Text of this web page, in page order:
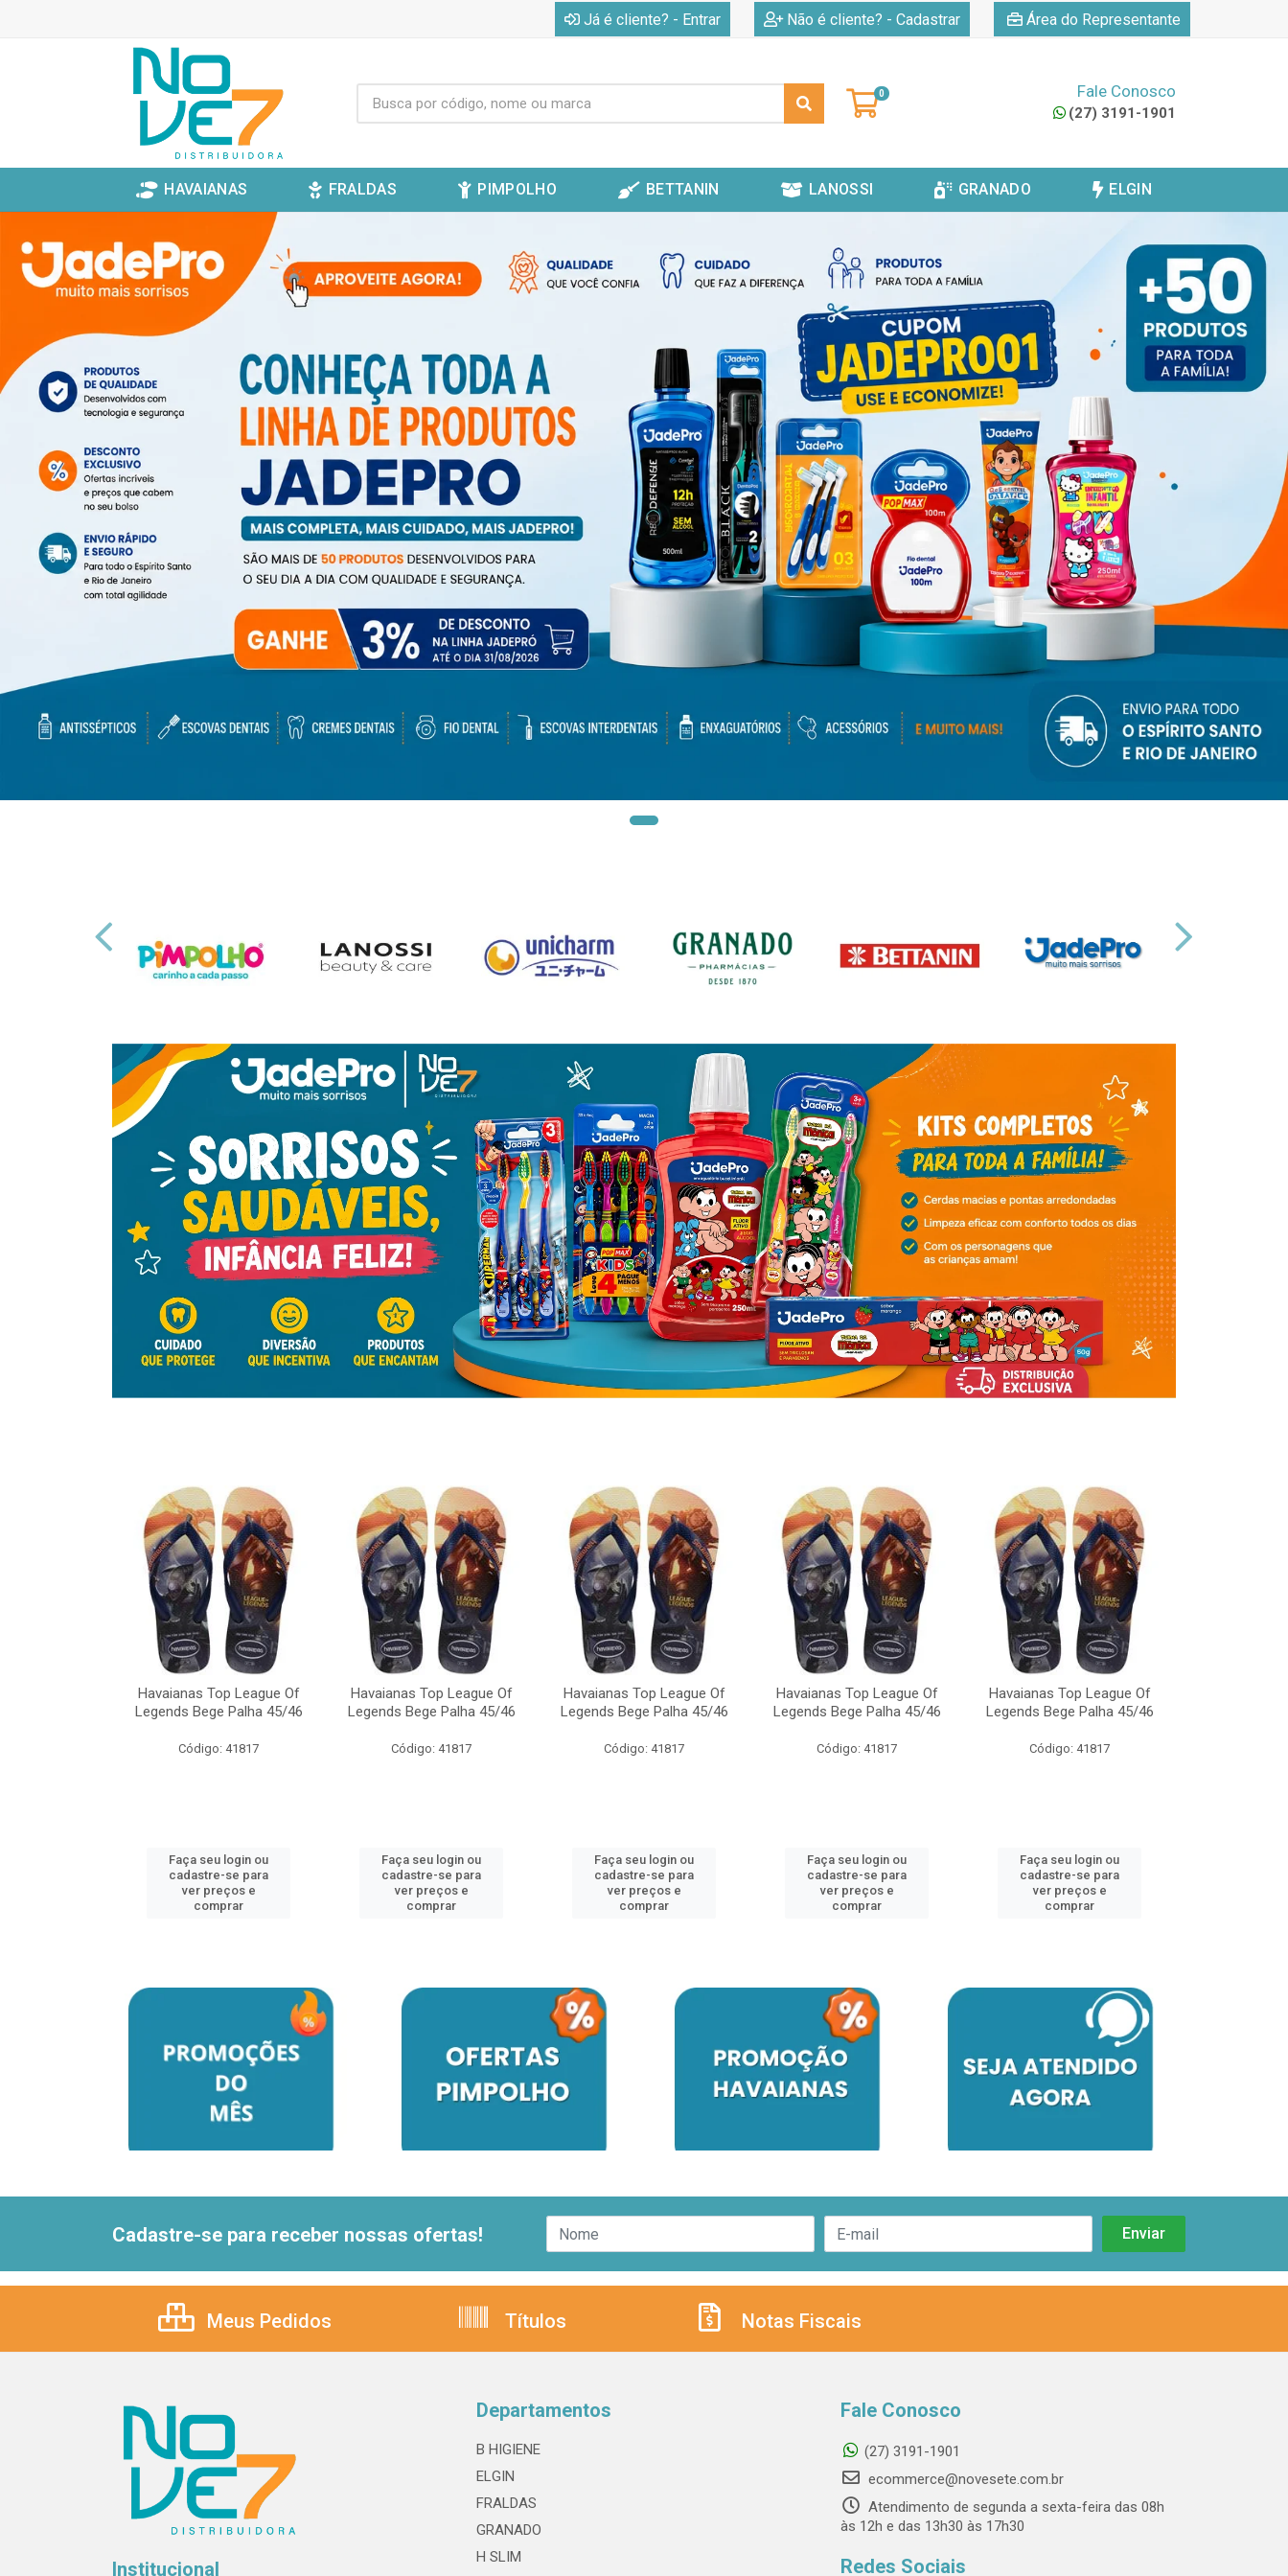
Já é cliente? - Entrar Não é cliente? - Cadastrar Área do Representante
0 Fale Conosco
(27) 3191-1901
HAVAIANAS FRALDAS PIMPOLHO BETTANIN LANOSSI GRANADO ELGIN
Havaianas Top League Of
Legends Bege Palha 45/46
Código: 41817
Faça seu login ou
cadastre-se para
ver preços e
comprar
Havaianas Top League Of
Legends Bege Palha 45/46
Código: 41817
Faça seu login ou
cadastre-se para
ver preços e
comprar
Havaianas Top League Of
Legends Bege Palha 45/46
Código: 41817
Faça seu login ou
cadastre-se para
ver preços e
comprar
Havaianas Top League Of
Legends Bege Palha 45/46
Código: 41817
Faça seu login ou
cadastre-se para
ver preços e
comprar
Havaianas Top League Of
Legends Bege Palha 45/46
Código: 41817
Faça seu login ou
cadastre-se para
ver preços e
comprar
Cadastre-se para receber nossas ofertas!
Meus Pedidos Títulos Notas Fiscais
Institucional
Departamentos
B HIGIENE
ELGIN
FRALDAS
GRANADO
H SLIM
Fale Conosco
(27) 3191-1901
ecommerce@novesete.com.br
Atendimento de segunda a sexta-feira das 08h
às 12h e das 13h30 às 17h30
Redes Sociais